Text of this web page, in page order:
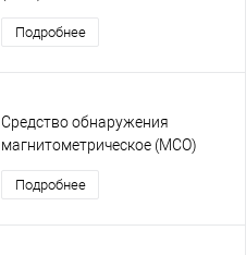
Подробнее
Средство обнаружения
магнитометрическое (МСО)
Подробнее